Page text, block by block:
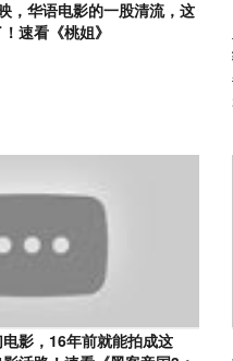
，华语电影的一股清流，这
速看《桃姐》
电影，16年前就能拍成这